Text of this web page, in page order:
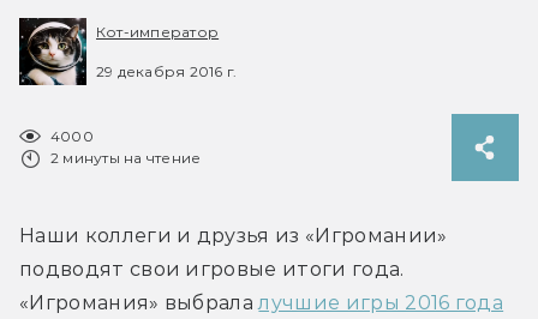
Кот-император
29 декабря 2016 г.
4000
2 минуты на чтение
Наши коллеги и друзья из «Игромании»
подводят свои игровые итоги года.
«Игромания» выбрала лучшие игры 2016 года